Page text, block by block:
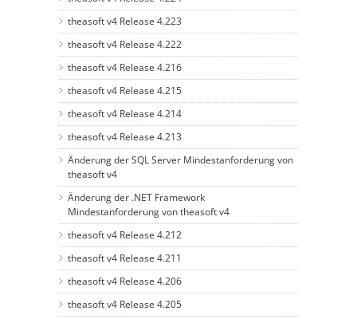
theasoft v4 Release 4.223
theasoft v4 Release 4.222
theasoft v4 Release 4.216
theasoft v4 Release 4.215
theasoft v4 Release 4.214
theasoft v4 Release 4.213
Änderung der SQL Server Mindestanforderung von
theasoft v4
Änderung der .NET Framework
Mindestanforderung von theasoft v4
theasoft v4 Release 4.212
theasoft v4 Release 4.211
theasoft v4 Release 4.206
theasoft v4 Release 4.205